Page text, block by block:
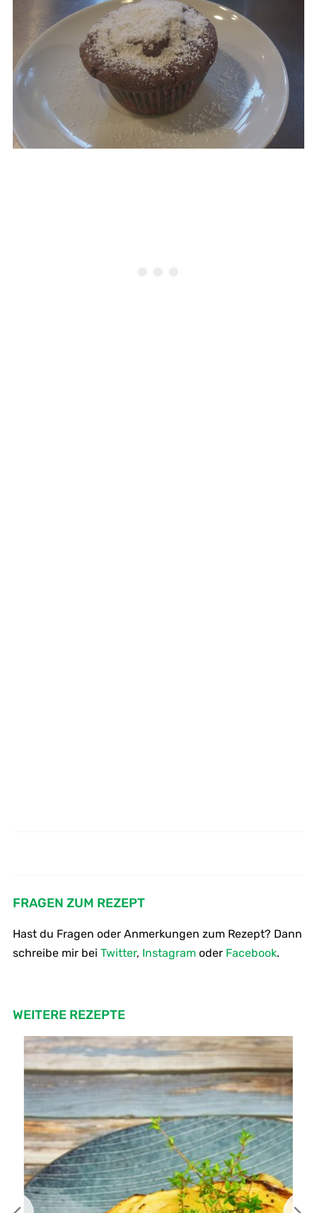
FRAGEN ZUM REZEPT
Hast du Fragen oder Anmerkungen zum Rezept? Dann
schreibe mir bei Twitter, Instagramoder Facebook.
WEITERE REZEPTE